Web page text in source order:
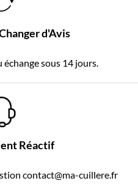
d'Avis
sous 14 jours.
Réactif
contact@ma-cuillere.fr